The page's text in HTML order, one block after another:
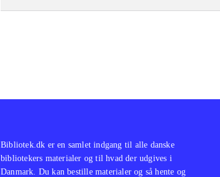
Bibliotek.dk er en samlet indgang til alle danske
bibliotekers materialer og til hvad der udgives i
Danmark. Du kan bestille materialer og så hente og